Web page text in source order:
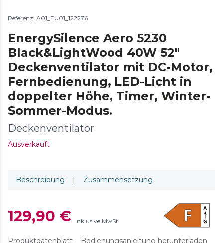
Referenz: A01_EU01_122276
EnergySilence Aero 5230
Black&LightWood 40W 52"
Deckenventilator mit DC-Motor,
Fernbedienung, LED-Licht in
doppelter Höhe, Timer, Winter-
Sommer-Modus.
Deckenventilator
Ausverkauft
Beschreibung | Zusammensetzung
129,90 € Inklusive MwSt.
Produktdatenblatt Bedienungsanleitung herunterladen